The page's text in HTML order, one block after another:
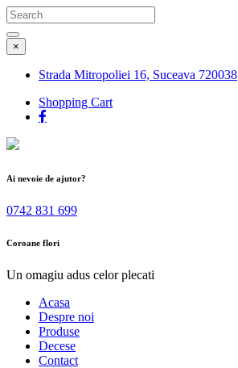
Search
for:
Search
×
Strada Mitropoliei 16, Suceava 720038
Shopping Cart
Ai nevoie de ajutor?
0742 831 699
Coroane flori
Un omagiu adus celor plecati
Acasa
Despre noi
Produse
Decese
Contact